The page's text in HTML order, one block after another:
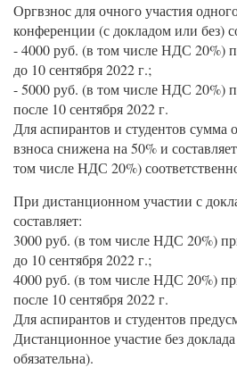
Оргвзнос для очного участия
конференции (с докладом или без)
- 4000 руб. (в том числе НДС 20%)
до 10 сентября 2022 г.;
- 5000 руб. (в том числе НДС 20%)
после 10 сентября 2022 г.
Для аспирантов и студентов сумма
взноса снижена на 50% и
том числе НДС 20%)
При дистанционном участии с
составляет:
3000 руб. (в том числе НДС 20%)
до 10 сентября 2022 г.;
4000 руб. (в том числе НДС 20%)
после 10 сентября 2022 г.
Для аспирантов и студентов
Дистанционное участие без
обязательна).